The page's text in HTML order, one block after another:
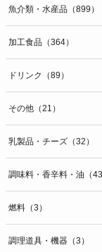
魚介類・水産品（899）
加工食品（364）
ドリンク（89）
その他（21）
乳製品・チーズ（32）
調味料・香辛料・油（43
燃料（3）
調理道具・機器（3）